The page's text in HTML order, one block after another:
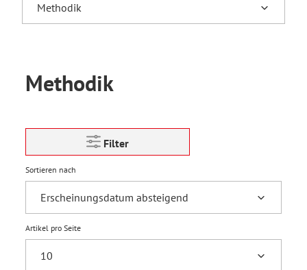
Methodik
Filter
Sortieren nach
Artikel pro Seite